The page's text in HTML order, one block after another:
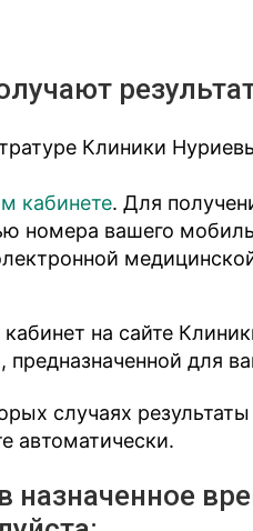
Клиники
кабинете. Для
номера вашего
на сайте
предназначенной для
случаях
автоматически.
назначенное